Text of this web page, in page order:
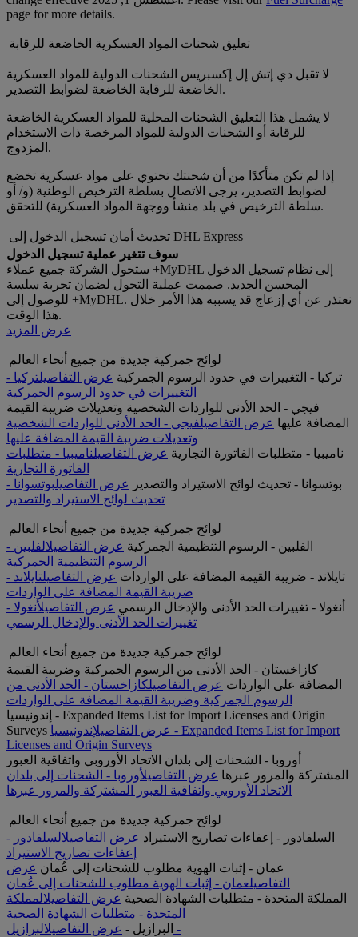
page for more details.
تعليق شحنات المواد العسكرية الخاضعة للرقابة
لا تقبل دي إتش إل إكسبريس الشحنات الدولية للمواد العسكرية
الخاضعة للرقابة الخاضعة لضوابط التصدير.
لا يشمل هذا التعليق الشحنات المحلية للمواد العسكرية الخاضعة
للرقابة أو الشحنات الدولية للمواد المرخصة ذات الاستخدام
المزدوج.
إذا لم تكن متأكدًا من أن شحنتك تحتوي على مواد عسكرية تخضع
لضوابط التصدير، يرجى الاتصال بسلطة الترخيص الوطنية (و/ أو
سلطة الترخيص في بلد منشأ ووجهة المواد العسكرية) للتحقق.
تحديث أمان تسجيل الدخول إلى DHL Express
سوف تتغير عملية تسجيل الدخول
ستحول الشركة جميع عملاء +MyDHL إلى نظام تسجيل الدخول
المحسن الجديد. صممت عملية التحول لضمان تجربة سلسة
للوصول إلى +MyDHL. نعتذر عن أي إزعاج قد يسببه هذا الأمر خلال
هذا الوقت.
عرض المزيد
لوائح جمركية جديدة من جميع أنحاء العالم
تركيا - التغييرات في حدود الرسوم الجمركية عرض التفاصيلتركيا -
التغييرات في حدود الرسوم الجمركية
فيجي - الحد الأدنى للواردات الشخصية وتعديلات ضريبة القيمة
المضافة عليها عرض التفاصيلفيجي - الحد الأدنى للواردات الشخصية
وتعديلات ضريبة القيمة المضافة عليها
ناميبيا - متطلبات الفاتورة التجارية عرض التفاصيلناميبيا - متطلبات
الفاتورة التجارية
بوتسوانا - تحديث لوائح الاستيراد والتصدير
عرض التفاصيلبوتسوانا -
تحديث لوائح الاستيراد والتصدير
لوائح جمركية جديدة من جميع أنحاء العالم
الفلبين - الرسوم التنظيمية الجمركية عرض التفاصيلالفلبين -
الرسوم التنظيمية الجمركية
تايلاند - ضريبة القيمة المضافة على الواردات عرض التفاصيلتايلاند -
ضريبة القيمة المضافة على الواردات
أنغولا - تغييرات الحد الأدنى والإدخال الرسمي عرض التفاصيلأنغولا -
تغييرات الحد الأدنى والإدخال الرسمي
لوائح جمركية جديدة من جميع أنحاء العالم
كازاخستان - الحد الأدنى من الرسوم الجمركية وضريبة القيمة
المضافة على الواردات عرض التفاصيلكازاخستان - الحد الأدنى من
الرسوم الجمركية وضريبة القيمة المضافة على الواردات
إندونيسيا - Expanded Items List for Import Licenses and Origin
Surveys
عرض التفاصيلإندونيسيا - Expanded Items List for Import
Licenses and Origin Surveys
أوروبا - الشحنات إلى بلدان الاتحاد الأوروبي واتفاقية العبور
المشتركة والمرور عبرها عرض التفاصيلأوروبا - الشحنات إلى بلدان
الاتحاد الأوروبي واتفاقية العبور المشتركة والمرور عبرها
لوائح جمركية جديدة من جميع أنحاء العالم
السلفادور - إعفاءات تصاريح الاستيراد عرض التفاصيلالسلفادور -
إعفاءات تصاريح الاستيراد
عمان - إثبات الهوية مطلوب للشحنات إلى عُمان عرض
التفاصيلعمان - إثبات الهوية مطلوب للشحنات إلى عُمان
المملكة المتحدة - متطلبات الشهادة الصحية عرض التفاصيلالمملكة
المتحدة - متطلبات الشهادة الصحية
البرازيل - عرض التفاصيل البرازيل -